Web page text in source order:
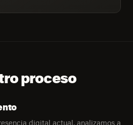
proceso
digital actual, analizamos a